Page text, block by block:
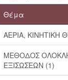
Θέμα
ΑΕΡΙΑ, ΚΙΝΗΤΙΚΗ
ΜΕΘΟΔΟΣ
ΕΞΙΣΩΣΕΩΝ (1)